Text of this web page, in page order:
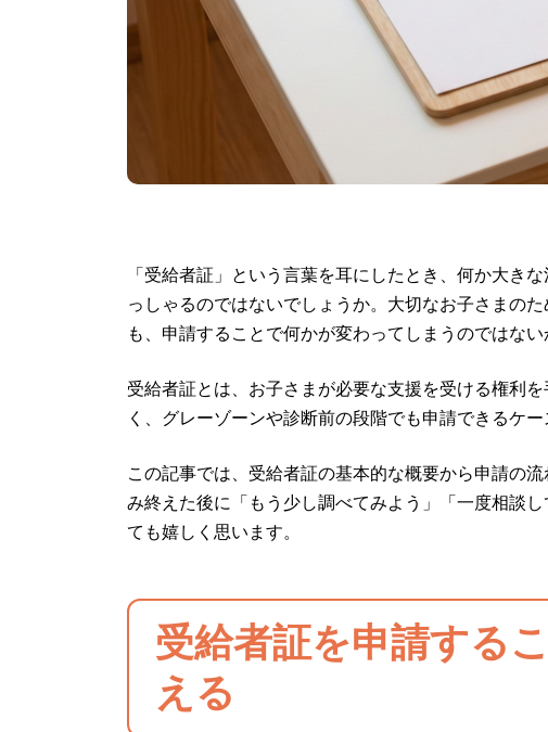
「受給者証」という言葉を耳にしたとき、何か大き
っしゃるのではないでしょうか。大切なお子さまの
も、申請することで何かが変わってしまうのではな
受給者証とは、お子さまが必要な支援を受ける権利
く、グレーゾーンや診断前の段階でも申請できるケー
この記事では、受給者証の基本的な概要から申請の
み終えた後に「もう少し調べてみよう」「一度相談
ても嬉しく思います。
受給者証を申請する
える